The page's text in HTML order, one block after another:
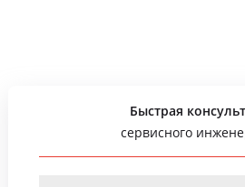
Быстрая
сервисного